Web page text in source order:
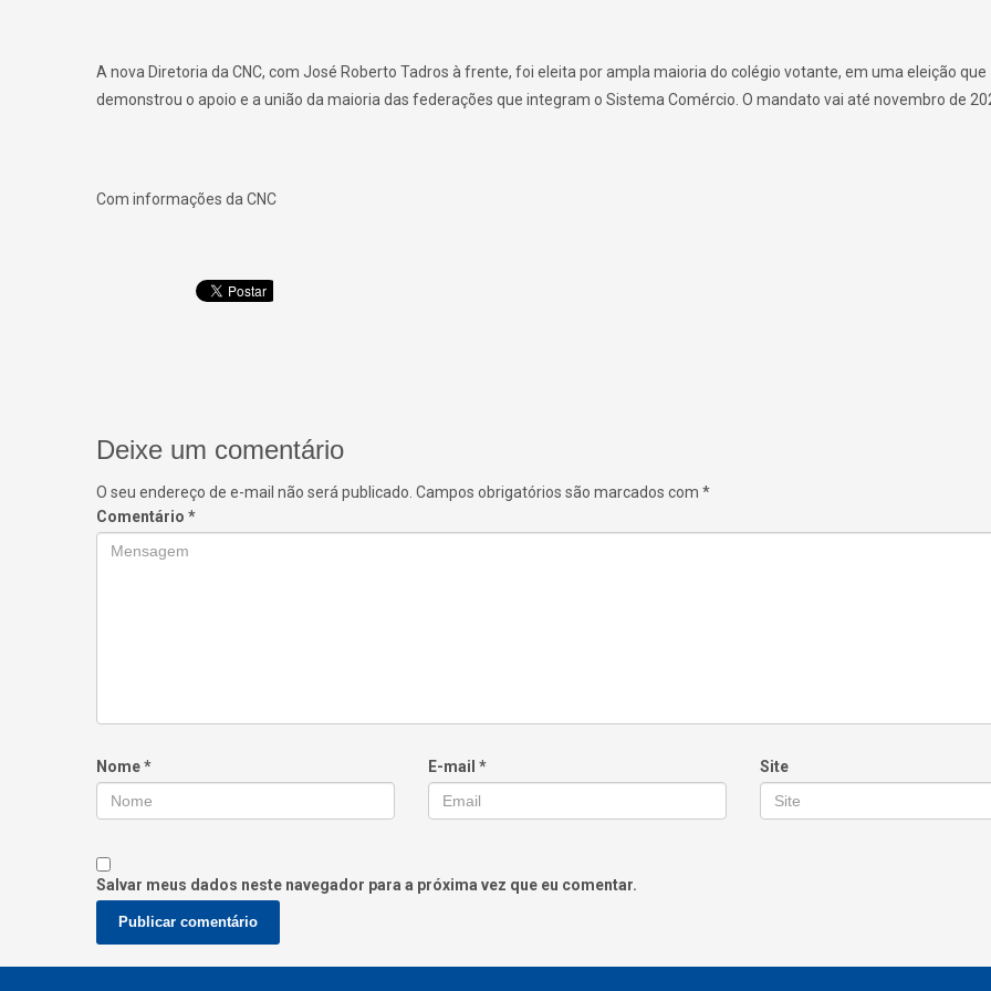
A nova Diretoria da CNC, com José Roberto Tadros à frente, foi eleita por ampla maioria do colégio votante, em uma eleição que
demonstrou o apoio e a união da maioria das federações que integram o Sistema Comércio. O mandato vai até novembro de
Com informações da CNC
Deixe um comentário
O seu endereço de e-mail não será publicado. Campos obrigatórios são marcados com *
Comentário *
Nome* E-mail * Site
Salvar meus dados neste navegador para a próxima vez que eu comentar.